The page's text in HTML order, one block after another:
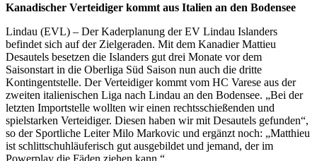
Kanadischer Verteidiger kommt aus Italien an den Bodensee
Lindau (EVL) – Der Kaderplanung der EV Lindau Islanders
befindet sich auf der Zielgeraden. Mit dem Kanadier Mattieu
Desautels besetzen die Islanders gut drei Monate vor dem
Saisonstart in die Oberliga Süd Saison nun auch die dritte
Kontingentstelle. Der Verteidiger kommt vom HC Varese aus der
zweiten italienischen Liga nach Lindau an den Bodensee. „Bei der
letzten Importstelle wollten wir einen rechtsschießenden und
spielstarken Verteidiger. Diesen haben wir mit Desautels gefunden“,
so der Sportliche Leiter Milo Markovic und ergänzt noch: „Matthieu
ist schlittschuhläuferisch gut ausgebildet und jemand, der im
Powerplay die Fäden ziehen kann.“